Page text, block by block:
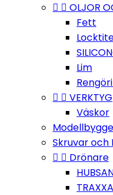
  OLJOR
Fett
Lim
  VERKTYG
Väskor
Skruvar
  Drönare